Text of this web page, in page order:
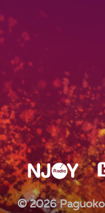
©2026